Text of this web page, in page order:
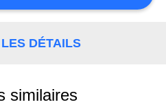
DÉTAILS
similaires